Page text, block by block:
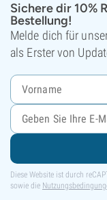
Sichere dir 10%
Bestellung!
Melde dich für
als Erster von
Diese Website ist durch
sowie die